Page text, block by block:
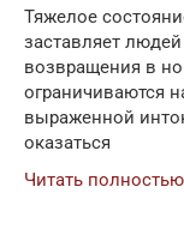
Тяжелое
заставляет
возвращения в
ограничиваются
выраженной
оказаться
Читать полностью